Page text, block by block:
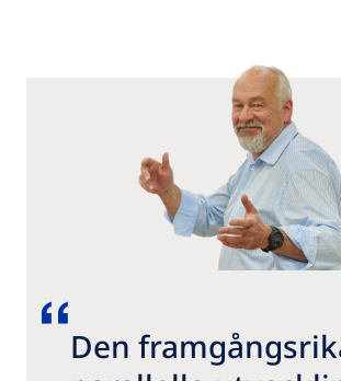
Den